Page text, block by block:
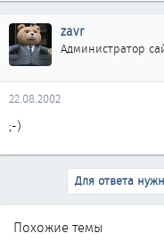
zavr
Администратор
22.08.2002
;-)
Для ответа
Похожие темы